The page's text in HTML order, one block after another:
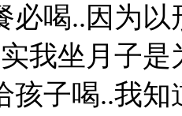
必喝..因为
我坐月子
孩子喝..我